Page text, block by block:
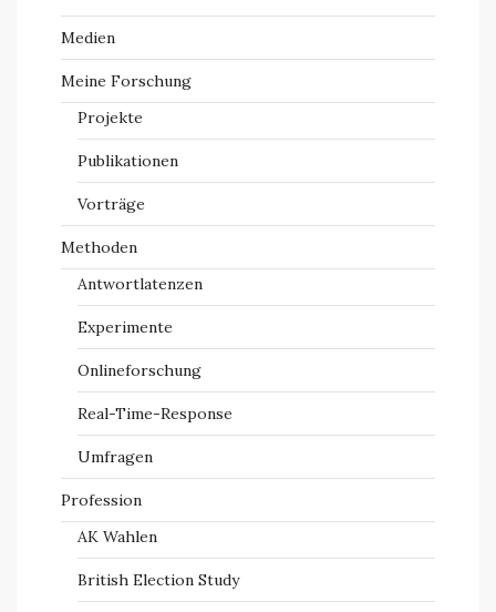
Medien
Meine Forschung
Projekte
Publikationen
Vorträge
Methoden
Antwortlatenzen
Experimente
Onlineforschung
Real-Time-Response
Umfragen
Profession
AK Wahlen
British Election Study